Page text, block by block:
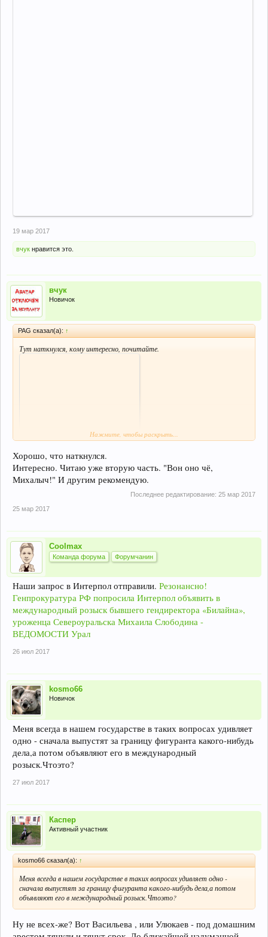
19 мар 2017
вчук нравится это.
вчук
Новичок
PAG сказал(а): ↑
Тут наткнулся, кому интересно, почитайте.
Нажмите, чтобы раскрыть...
Хорошо, что наткнулся.
Интересно. Читаю уже вторую часть. "Вон оно чё,
Михалыч!" И другим рекомендую.
Последнее редактирование: 25 мар 2017
25 мар 2017
Coolmax
Команда форума Форумчанин
Наши запрос в Интерпол отправили. Резонансно!
Генпрокуратура РФ попросила Интерпол объявить в
международный розыск бывшего гендиректора «Билайна»,
уроженца Североуральска Михаила Слободина -
ВЕДОМОСТИ Урал
26 июл 2017
kosmo66
Новичок
Меня всегда в нашем государстве в таких вопросах удивляет
одно - сначала выпустят за границу фигуранта какого-нибудь
дела,а потом объявляют его в международный
розыск.Чтоэто?
27 июл 2017
Каспер
Активный участник
kosmo66 сказал(а): ↑
Меня всегда в нашем государстве в таких вопросах удивляет одно -
сначала выпустят за границу фигуранта какого-нибудь дела,а потом
объявляют его в международный розыск.Чтоэто?
Ну не всех-же? Вот Васильева , или Улюкаев - под домашним